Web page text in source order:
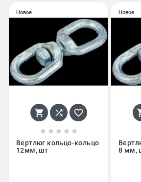
Новое
  
    
Вертлюг кольцо-кольцо
12мм, шт
Новое
8 мм,